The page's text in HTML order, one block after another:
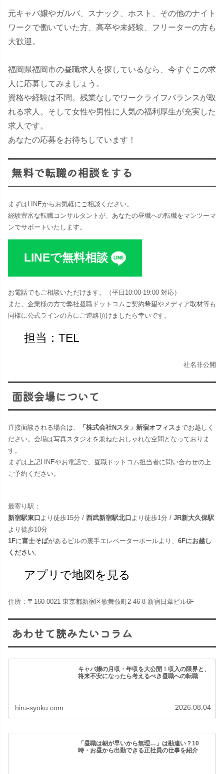
元キャバ嬢やガルバ、スナック、ホスト、その他のナイト
ワークで働いていた方、高卒や未経験、フリーターの方も
大歓迎。
福岡県福岡市の昼職求人を探しているなら、今すぐこの求
人に応募してみましょう。
資格や経験は不問。残業なしでワークライフバランスが取
れる求人。そして女性や男性に人気の福利厚生が充実した
求人です。
あなたの応募をお待ちしています！
無料で転職の相談をする
まずはLINEからお気軽にご相談ください。
経験豊富な転職コンサルタントが、あなたの昼職への転職をマンツーマ
ンでサポートいたします。
LINEで無料相談
お電話でもご相談いただけます。（平日10:00-19:00 対応​）
また、企業様の方で弊社昼職ドットコムご契約希望やメディア取材等も
同様に公式ラインの方にご連絡頂けましたら幸いです。
担当：TEL
社名非公開
面談会場について
直接面談される場合は、 「株式会社Nスタ」新宿オフィス までお越しく
ださい。​会場は写真スタジオを兼ねたおしゃれな空間となっておりま
す。
まずは上記LINEやお電話で、昼職ドットコム担当者に問い合わせの上
ご予約ください。
最寄り駅：
新宿駅東口 より徒歩15分 / 西武新宿駅北口 より徒歩1分 / JR新大久保駅
より徒歩10分
1Fに富士そばがあるビルの裏手エレベーターホールより、 6Fにお越し
ください。
アプリで地図を見る
住所：〒160-0021 東京都新宿区歌舞伎町2-46-8 新宿日章ビル6F
あわせて読みたいコラム
キャバ嬢の月収・年収を大公開！収入の限界と、
将来不安になったら考えるべき昼職への転職
hiru-syoku.com 2026.08.04
「昼職は朝が早いから無理…」は勘違い？10
時・お昼から出勤できる正社員の仕事を紹介